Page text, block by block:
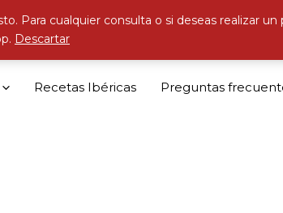
Para cualquier consulta o si deseas realizar
Descartar
Recetas Ibéricas Preguntas